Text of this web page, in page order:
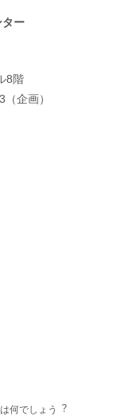
ー
8階
企画）
何でしょう︖